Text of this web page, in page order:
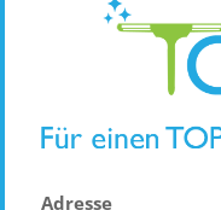
Adresse